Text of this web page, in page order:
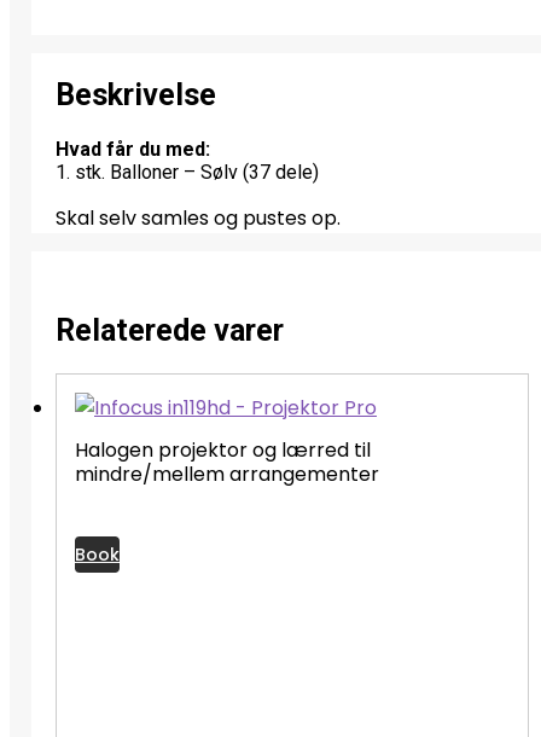
Beskrivelse
Hvad får du med:
1. stk. Balloner – Sølv (37 dele)
Skal selv samles og pustes op.
Relaterede varer
Halogen projektor og lærred til
mindre/mellem arrangementer
Book